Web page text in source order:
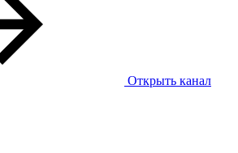
Открыть канал